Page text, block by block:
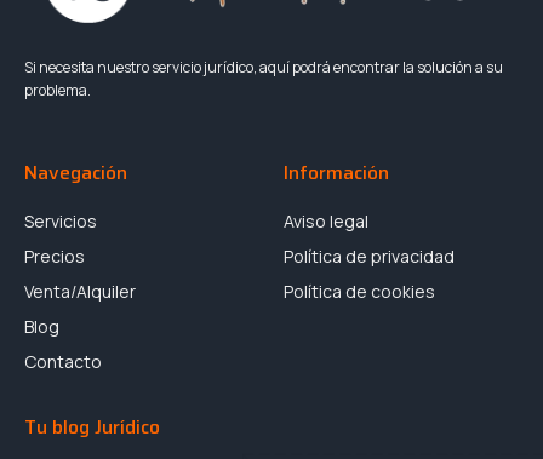
Si necesita nuestro servicio jurídico, aquí podrá encontrar la solución a su
problema.
Navegación
Servicios
Precios
Venta/Alquiler
Blog
Contacto
Información
Aviso legal
Política de privacidad
Política de cookies
Tu blog Jurídico